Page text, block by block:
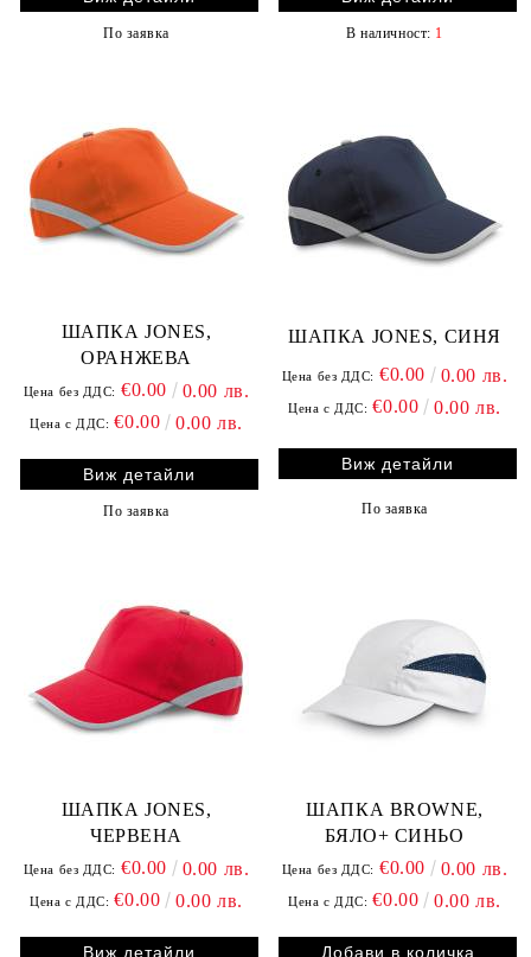
По заявка В наличност: 1
ШАПКА JONES,
ОРАНЖЕВА
Цена без ДДС: €0.00 0.00 лв.
Цена с ДДС: €0.00 0.00 лв.
Виж детайли
По заявка
ШАПКА JONES, СИНЯ
Цена без ДДС: €0.00 0.00 лв.
Цена с ДДС: €0.00 0.00 лв.
Виж детайли
По заявка
ШАПКА JONES,
ЧЕРВЕНА
Цена без ДДС: €0.00 0.00 лв.
Цена с ДДС: €0.00 0.00 лв.
Виж детайли
ШАПКА BROWNE,
БЯЛО+ СИНЬО
Цена без ДДС: €0.00 0.00 лв.
Цена с ДДС: €0.00 0.00 лв.